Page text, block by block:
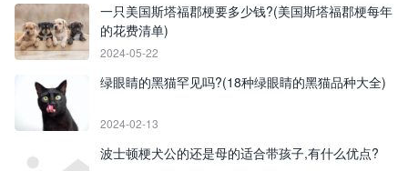
一只美国斯塔福郡梗要多少钱?(美国斯塔福郡梗每年
的花费清单)
2024-05-22
绿眼睛的黑猫罕见吗?(18种绿眼睛的黑猫品种大全)
2024-02-13
波士顿梗犬公的还是母的适合带孩子,有什么优点?